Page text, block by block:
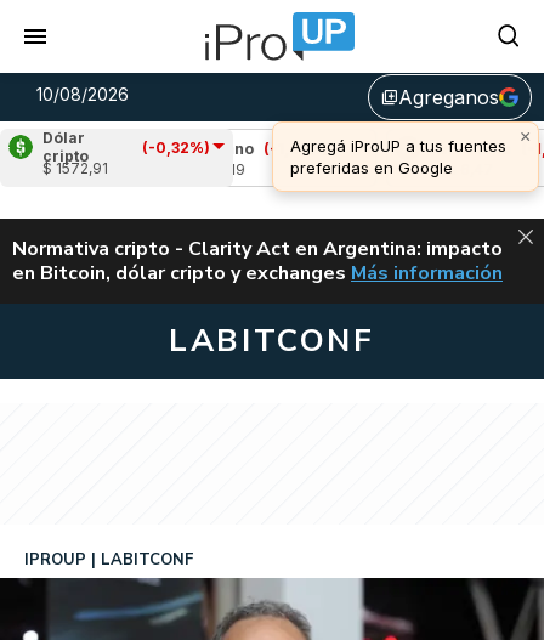
10/08/2026 library_addAgreganos
×
Agregá iProUP a tus fuentes
preferidas en Google
Dólar
cripto
(-0,32%)
$ 1572,91
Cardano
(-1,96%)
Avalanche (-
u$s 6,47
ALERTA
Normativa cripto - Clarity Act en Argentina: impacto
en Bitcoin, dólar cripto y exchanges CLARITY ACT EN
Más información
LABITCONF
IPROUP LABITCONF